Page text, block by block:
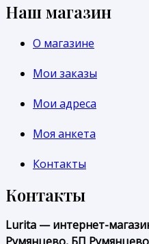
Наш магазин
О магазине
Мои заказы
Мои адреса
Моя анкета
Контакты
Контакты
Lurita — интернет-